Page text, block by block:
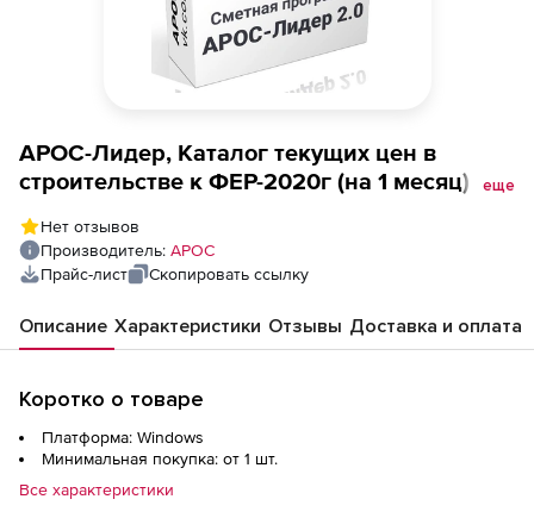
АРОС-Лидер, Каталог текущих цен в
строительстве к ФЕР-2020г (на 1 месяц),
последующие рабочие места
еще
Нет отзывов
Производитель: АРОС
Прайс-лист
Скопировать ссылку
Описание Характеристики Отзывы Доставка и оплата
Коротко о товаре
Платформа: Windows
Минимальная покупка: от 1 шт.
Все характеристики